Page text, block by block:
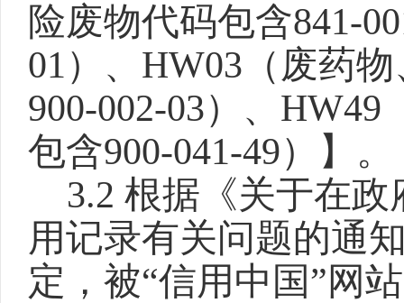
险废物代码包含841-
01）、HW03（废药
900-002-03）、
包含900-041-49）】。
3.2 根据《关于在
用记录有关问题的通
定，被“信用中国”网